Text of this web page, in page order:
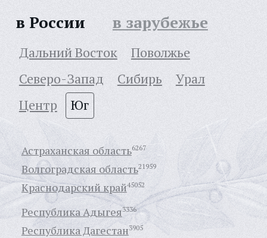
в России в зарубежье
Дальний Восток
Поволжье
Северо-Запад
Сибирь
Урал
Центр
Юг
Астраханская область6267
Волгоградская область21959
Краснодарский край45052
Республика Адыгея3336
Республика Дагестан3905